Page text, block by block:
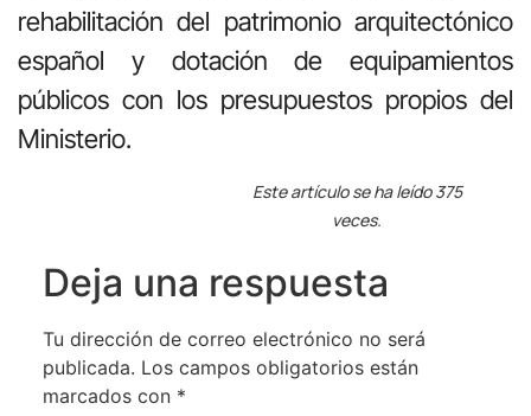
rehabilitación del patrimonio arquitectónico
español y dotación de equipamientos
públicos con los presupuestos propios del
Ministerio.
Este artículo se ha leído 375
veces.
Deja una respuesta
Tu dirección de correo electrónico no será
publicada. Los campos obligatorios están
marcados con *